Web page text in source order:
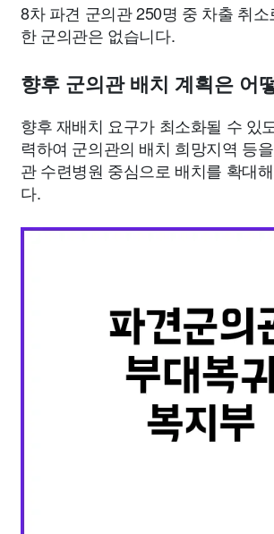
8차 파견 군의관 250명 중 차출 취
한 군의관은 없습니다.
향후 군의관 배치 계획은 어
향후 재배치 요구가 최소화될 수 있
력하여 군의관의 배치 희망지역 등
관 수련병원 중심으로 배치를 확대
다.